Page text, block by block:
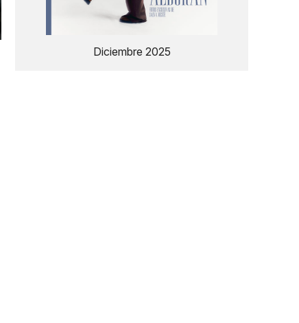
Diciembre 2025